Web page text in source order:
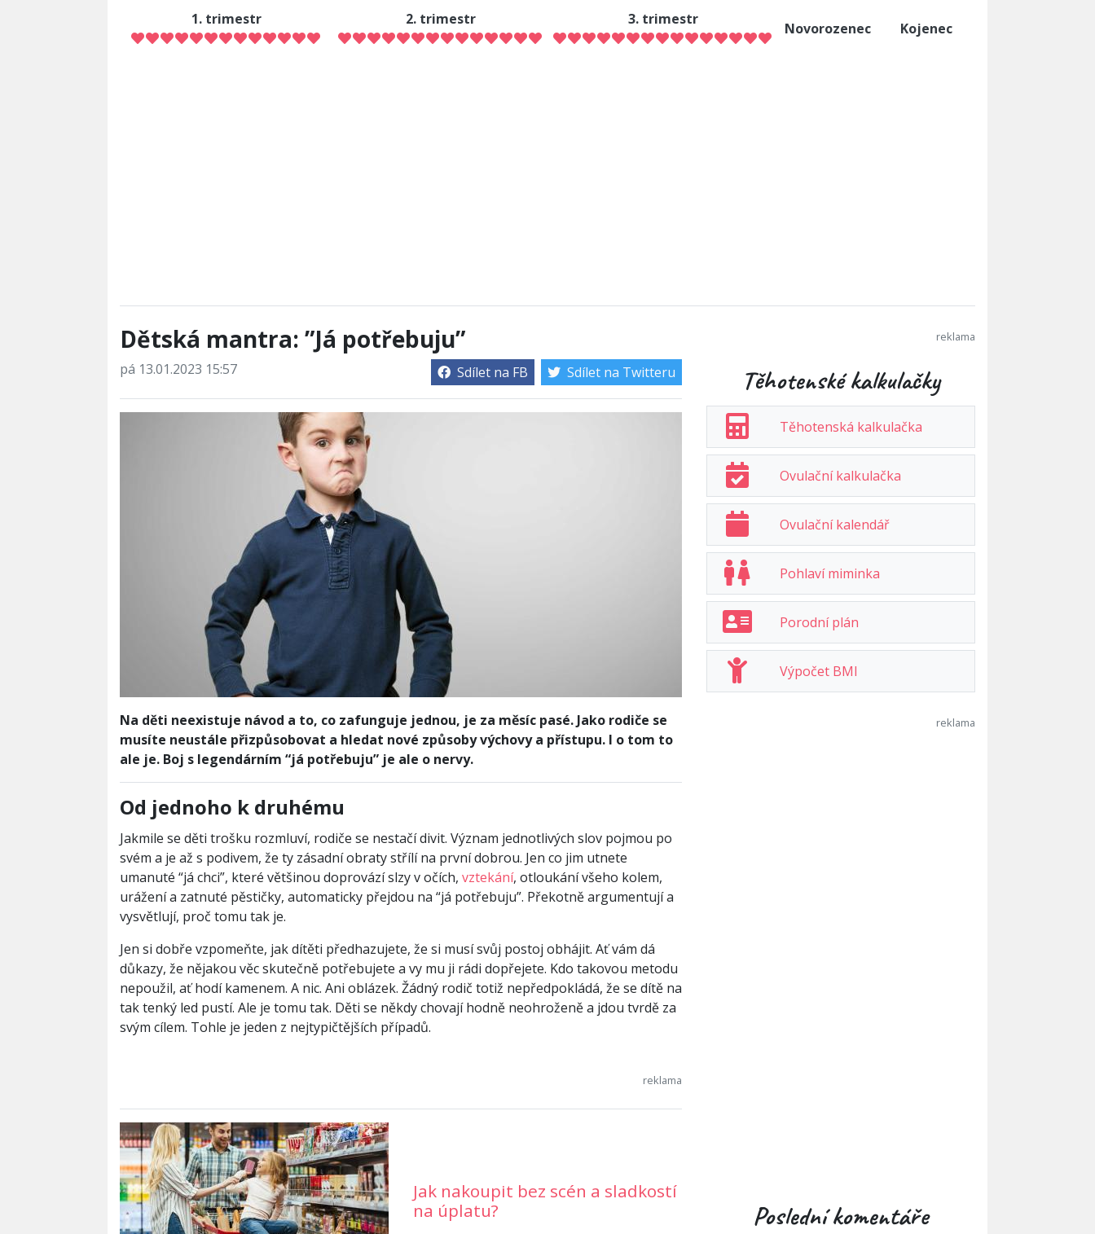
1. trimestr 2. trimestr 3. trimestr
Novorozenec Kojenec
Dětská mantra: ”Já potřebuju”
pá 13.01.2023 15:57 Sdílet na FB Sdílet na Twitteru
Na děti neexistuje návod a to, co zafunguje jednou, je za měsíc pasé. Jako rodiče se
musíte neustále přizpůsobovat a hledat nové způsoby výchovy a přístupu. I o tom to
ale je. Boj s legendárním “já potřebuju” je ale o nervy.
Od jednoho k druhému
Jakmile se děti trošku rozmluví, rodiče se nestačí divit. Význam jednotlivých slov pojmou po
svém a je až s podivem, že ty zásadní obraty střílí na první dobrou. Jen co jim utnete
umanuté “já chci”, které většinou doprovází slzy v očích, vztekání, otloukání všeho kolem,
urážení a zatnuté pěstičky, automaticky přejdou na “já potřebuju”. Překotně argumentují a
vysvětlují, proč tomu tak je.
Jen si dobře vzpomeňte, jak dítěti předhazujete, že si musí svůj postoj obhájit. Ať vám dá
důkazy, že nějakou věc skutečně potřebujete a vy mu ji rádi dopřejete. Kdo takovou metodu
nepoužil, ať hodí kamenem. A nic. Ani oblázek. Žádný rodič totiž nepředpokládá, že se dítě na
tak tenký led pustí. Ale je tomu tak. Děti se někdy chovají hodně neohroženě a jdou tvrdě za
svým cílem. Tohle je jeden z nejtypičtějších případů.
Jak nakoupit bez scén a sladkostí
na úplatu?
Těhotenské kalkulačky
Těhotenská kalkulačka
Ovulační kalkulačka
Ovulační kalendář
Pohlaví miminka
Porodní plán
Výpočet BMI
Poslední komentáře